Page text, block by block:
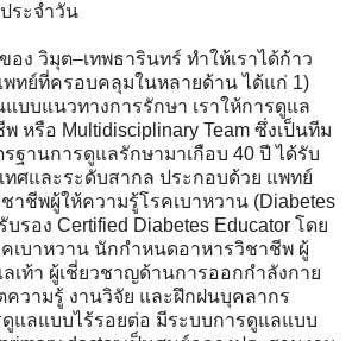
ระจำวัน
ง วิมุต–เทพธารินทร์ ทำให้เราได้ก้าว
ทย์ที่ครอบคลุมในหลายด้าน ได้แก่ 1)
บบแนวทางการรักษา เราให้การดูแล
หรือ Multidisciplinary Team ซึ่งเป็นทีม
ฐานการดูแลรักษามาเกือบ 40 ปี ได้รับ
ทศและระดับสากล ประกอบด้วย แพทย์
าชีพผู้ให้ความรู้โรคเบาหวาน (Diabetes
บรอง Certified Diabetes Educator โดย
เบาหวาน นักกำหนดอาหารวิชาชีพ ผู้
เท้า ผู้เชี่ยวชาญด้านการออกกำลังกาย
ความรู้ งานวิจัย และฝึกฝนบุคลากร
แลแบบไร้รอยต่อ มีระบบการดูแลแบบ